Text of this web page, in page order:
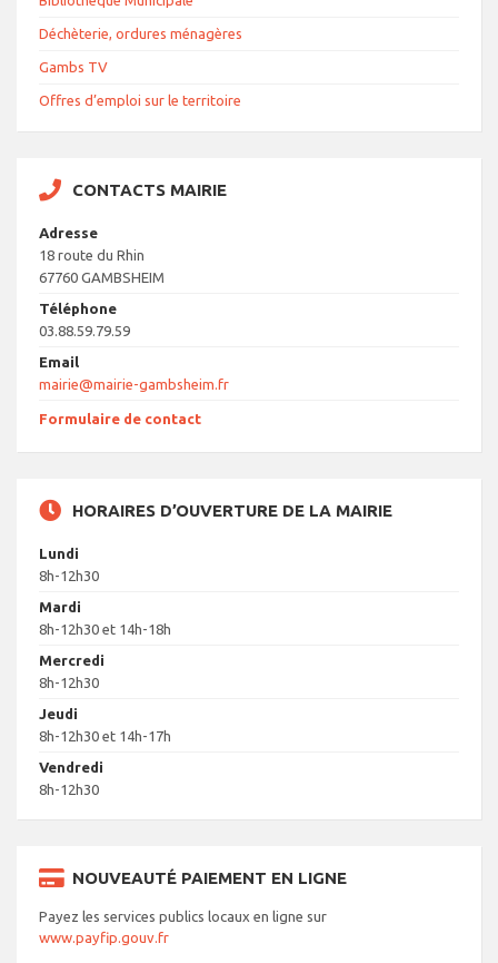
Déchèterie, ordures ménagères
Gambs TV
Offres d’emploi sur le territoire
CONTACTS MAIRIE
Adresse
18 route du Rhin
67760 GAMBSHEIM
Téléphone
03.88.59.79.59
Email
mairie@mairie-gambsheim.fr
Formulaire de contact
HORAIRES D’OUVERTURE DE LA MAIRIE
Lundi
8h-12h30
Mardi
8h-12h30 et 14h-18h
Mercredi
8h-12h30
Jeudi
8h-12h30 et 14h-17h
Vendredi
8h-12h30
NOUVEAUTÉ PAIEMENT EN LIGNE
Payez les services publics locaux en ligne sur
www.payfip.gouv.fr